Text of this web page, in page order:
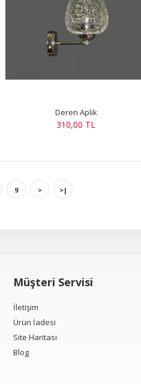
Deren Aplik
310,00 TL
9 > >|
Müşteri Servisi
İletişim
Ürün İadesi
Site Haritası
Blog